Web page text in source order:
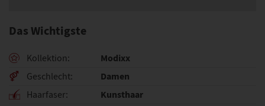
Das Wichtigste
Kollektion Modixx
Geschlecht Damen
Haarfaser Kunsthaar